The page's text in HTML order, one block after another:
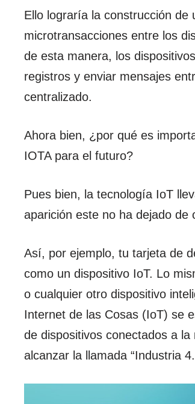
Ello lograría la construcción de
microtransacciones entre los
de esta manera, los
registros y enviar mensajes
centralizado.
Ahora bien, ¿por qué es
IOTA para el futuro?
Pues bien, la tecnología IoT
aparición este no ha dejado de
Así, por ejemplo, tu tarjeta de
como un dispositivo IoT. Lo
o cualquier otro dispositivo
Internet de las Cosas (IoT) se
de dispositivos conectados a
alcanzar la llamada “Industria